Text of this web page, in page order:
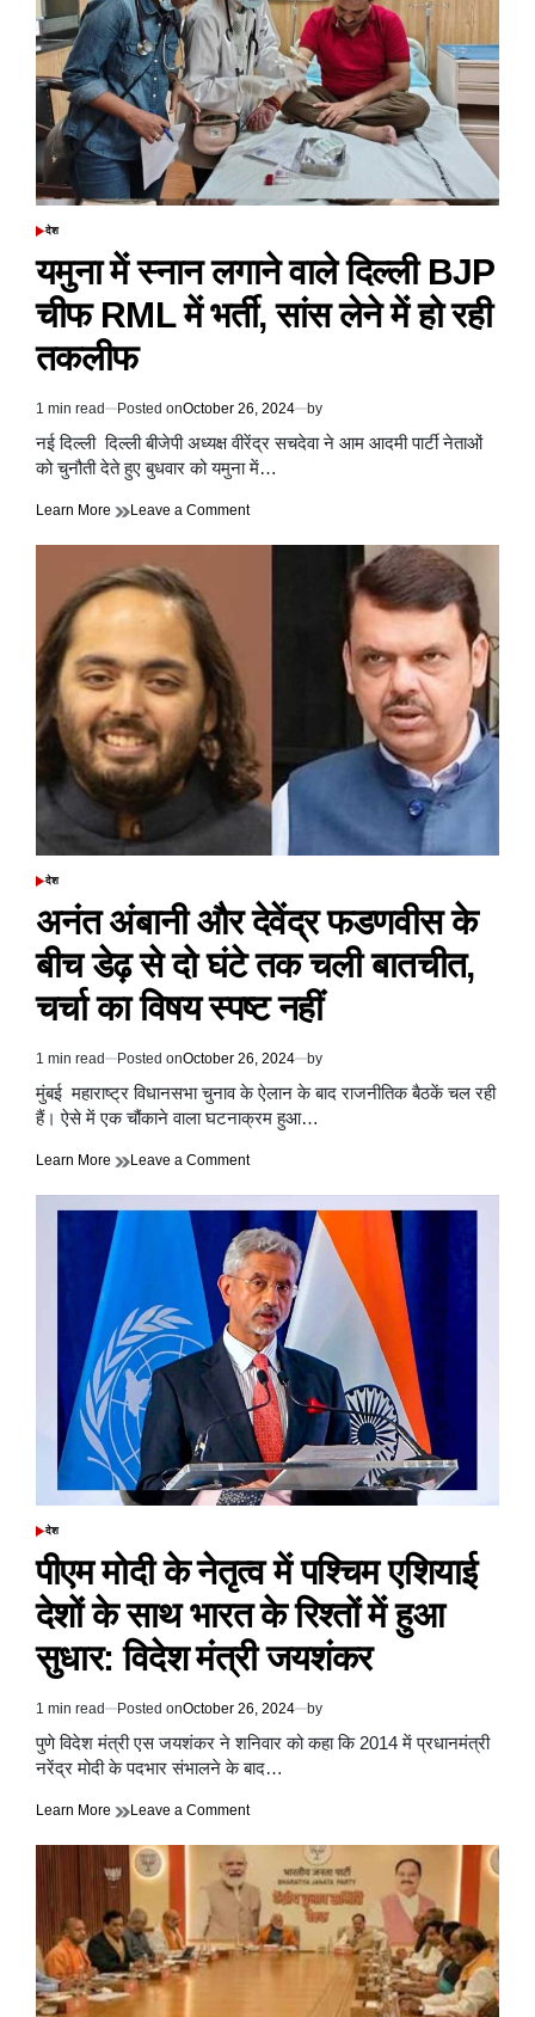
CM
सिद्धारमैया
की
पत्नी
पार्वती
से
लोकायुक्त
पुलिस
3
की
पूछताछ
POSTED
देश
यमुना में स्नान लगाने वाले दिल्ली BJP
चीफ RML में भर्ती, सांस लेने में हो रही
तकलीफ
Estimated
read
time
1 min read Posted onOctober 26, 2024 by
नई दिल्ली दिल्ली बीजेपी अध्यक्ष वीरेंद्र सचदेवा ने आम आदमी पार्टी नेताओं
को चुनौती देते हुए बुधवार को यमुना में…
Learn More Leave a Commenton
सांस
लेने
में
रही
POSTED
देश
अनंत अंबानी और देवेंद्र फडणवीस के
बीच डेढ़ से दो घंटे तक चली बातचीत,
चर्चा का विषय स्पष्ट नहीं
Estimated
read
time
1 min read Posted onOctober 26, 2024 by
मुंबई महाराष्ट्र विधानसभा चुनाव के ऐलान के बाद राजनीतिक बैठकें चल रही
हैं। ऐसे में एक चौंकाने वाला घटनाक्रम हुआ…
Learn More Leave a Commenton
और
देवेंद्र
फडणवीस
के
बीच
डेढ़
से
दो
घंटे
तक
चली
बातचीत,
चर्चा
का
नहीं
POSTED
IN
देश
पीएम मोदी के नेतृत्व में पश्चिम एशियाई
देशों के साथ भारत के रिश्तों में हुआ
सुधार: विदेश मंत्री जयशंकर
Estimated
read
time
1 min read Posted onOctober 26, 2024 by
पुणे विदेश मंत्री एस जयशंकर ने शनिवार को कहा कि 2014 में प्रधानमंत्री
नरेंद्र मोदी के पदभार संभालने के बाद…
Learn More Leave a Commenton
नेतृत्व
में
पश्चिम
एशियाई